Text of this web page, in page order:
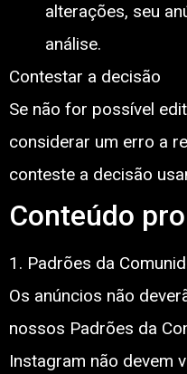
alterações, seu
análise.
Contestar a decisão
Se não for possível
considerar um erro a
conteste a decisão
Conteúdo
1. Padrões da
Os anúncios não
nossos Padrões da
Instagram não devem